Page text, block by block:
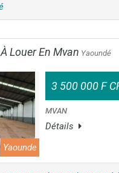
Louer En Mvan Yaoundé
Yaounde
3 500 000 F
MVAN
Détails